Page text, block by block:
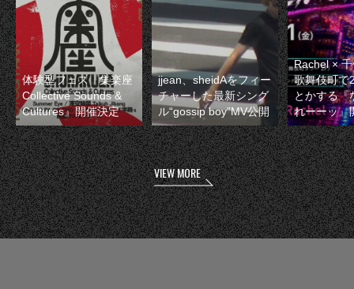
体験型フェス『集楽座
Collective Sounds &
Cultures』開催決定
jjean、sheidAをフィー
チャーした最新シング
ル“gossip boy”MV公開
Rachel ×
歌舞伎町で
とかする『
れーーッ』
VIEW MORE